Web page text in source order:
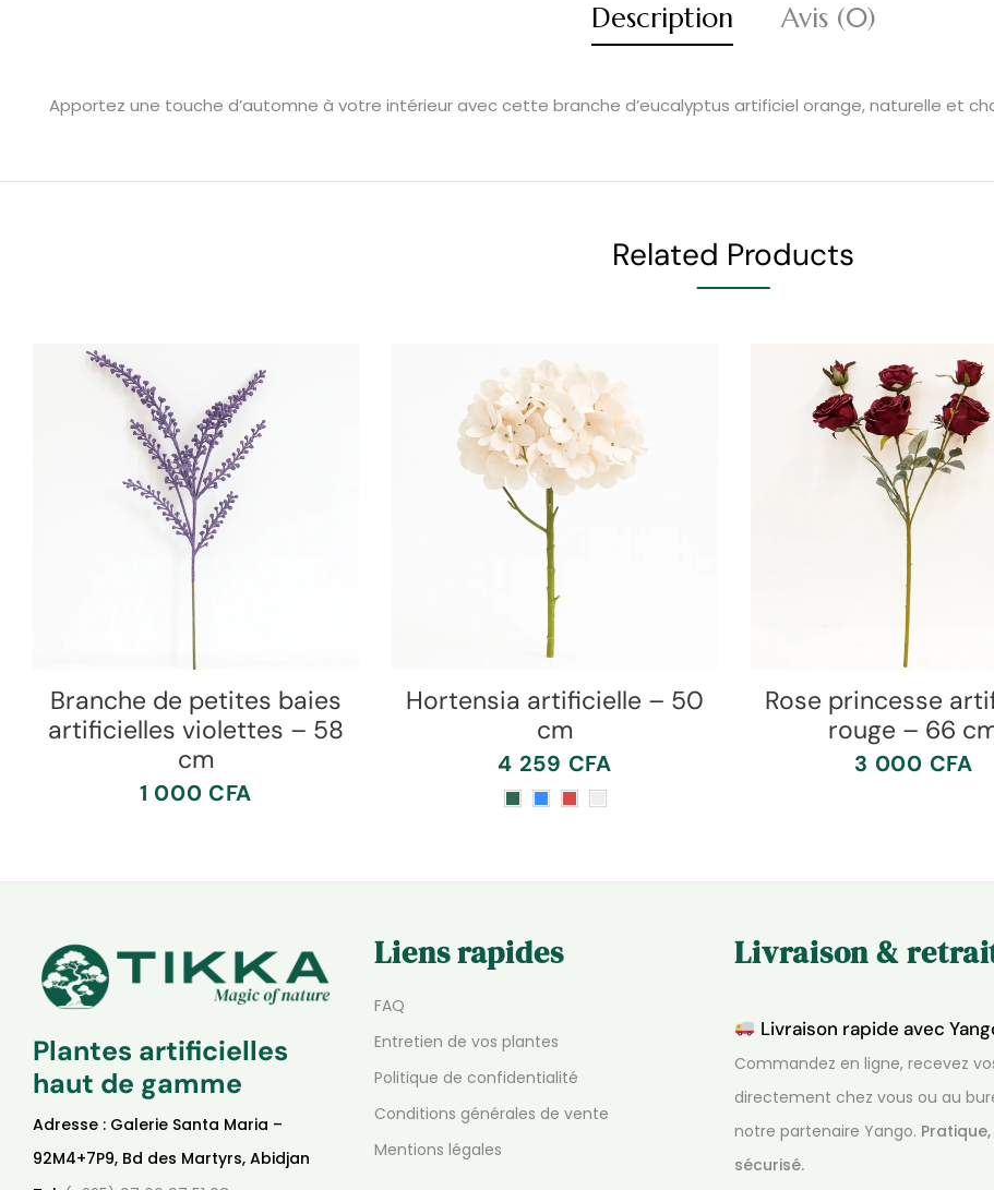
Description Avis (0)
Apportez une touche d’automne à votre intérieur avec cette branche d’eucalyptus artificiel orange, naturelle et
Related Products
Branche de petites baies
artificielles violettes – 58
cm
1 000 CFA
Hortensia artificielle – 50
cm
4 259 CFA
Rose princesse
rouge – 66
3 000 CFA
Plantes artificielles
haut de gamme
Adresse : Galerie Santa Maria –
92M4+7P9, Bd des Martyrs, Abidjan
Liens rapides
FAQ
Entretien de vos plantes
Politique de confidentialité
Conditions générales de vente
Mentions légales
Livraison &
Livraison rapide avec
Commandez en ligne, recevez
directement chez vous ou au
notre partenaire Yango.
sécurisé.